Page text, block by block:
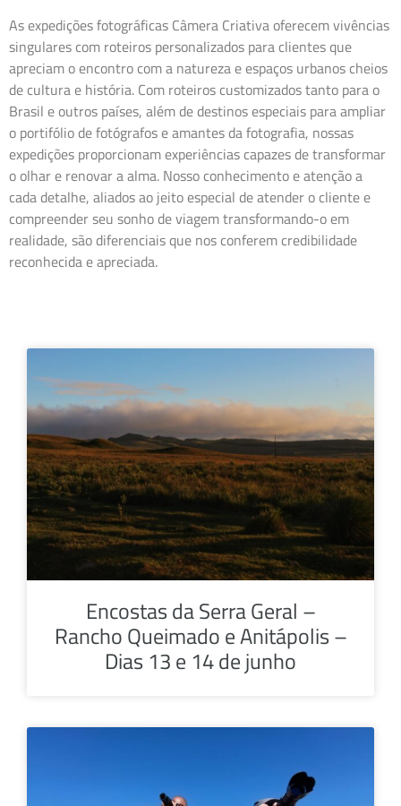
As expedições fotográficas Câmera Criativa oferecem vivências
singulares com roteiros personalizados para clientes que
apreciam o encontro com a natureza e espaços urbanos cheios
de cultura e história. Com roteiros customizados tanto para o
Brasil e outros países, além de destinos especiais para ampliar
o portifólio de fotógrafos e amantes da fotografia, nossas
expedições proporcionam experiências capazes de transformar
o olhar e renovar a alma. Nosso conhecimento e atenção a
cada detalhe, aliados ao jeito especial de atender o cliente e
compreender seu sonho de viagem transformando-o em
realidade, são diferenciais que nos conferem credibilidade
reconhecida e apreciada.
Encostas da Serra Geral –
Rancho Queimado e Anitápolis –
Dias 13 e 14 de junho